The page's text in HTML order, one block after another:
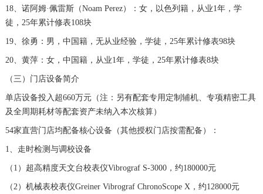
18、诺阿姆·佩雷斯（Noam Perez）：女，以色列籍，从业1年，学
徒，25年累计修表108块
19、徐勇：男，中国籍，无从业经验，学徒，25年累计修表98块
20、黄萍：女，中国籍，从业1年，学徒，25年累计修表8块
（三）门店设备简介
单店设备投入超660万元（注：另有配套专用定制辅机、专项精密工具
及全周期耗材等配套资产未纳入本次核算）
54家直营门店均配备核心设备（其他授权门店按需配备）：
1、走时检测与调校设备
（1）超高精度天文台校表仪Vibrograf S-3000，约180000元
（2）机械表校表仪Greiner Vibrograf ChronoScope X，约128000元